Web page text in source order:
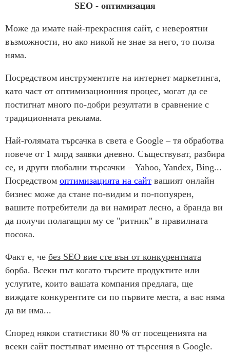
SEO - оптимизация
Може да имате най-прекрасния сайт, с невероятни
възможности, но ако никой не знае за него, то полза
няма.
Посредством инструментите на интернет маркетинга,
като част от оптимизационния процес, могат да се
постигнат много по-добри резултати в сравнение с
традиционната реклама.
Най-голямата търсачка в света е Google – тя обработва
повече от 1 млрд заявки дневно. Съществуват, разбира
се, и други глобални търсачки – Yahoo, Yandex, Bing...
Посредством оптимизацията на сайт вашият онлайн
бизнес може да стане по-видим и по-попуярен,
вашите потребители да ви намират лесно, а бранда ви
да получи полагащия му се "ритник" в правилната
посока.
Факт е, че без SEO вие сте вън от конкурентната
борба. Всеки път когато търсите продуктите или
услугите, които вашата компания предлага, ще
виждате конкурентите си по първите места, а вас няма
да ви има...
Според някои статистики 80 % от посещенията на
всеки сайт постъпват именно от търсения в Google.